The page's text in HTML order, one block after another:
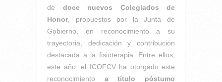
de doce nuevos Colegiados de
Honor , propuestos por la Junta de
Gobierno, en reconocimiento a su
trayectoria, dedicación y contribución
destacada a la fisioterapia. Entre ellos,
este año, el ICOFCV ha otorgado este
reconocimiento a título póstumo